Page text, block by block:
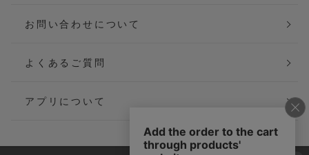
お問い合わせについて
よくあるご質問
アプリについて